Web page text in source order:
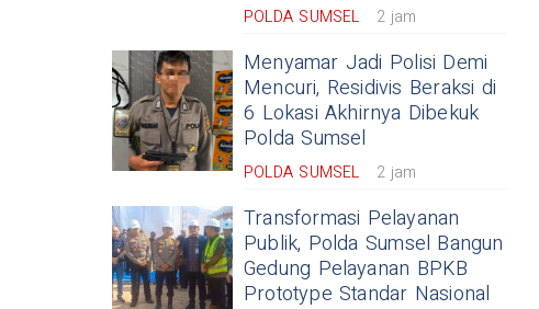
POLDA SUMSEL 2 jam
Menyamar Jadi Polisi Demi
Mencuri, Residivis Beraksi di
6 Lokasi Akhirnya Dibekuk
Polda Sumsel
POLDA SUMSEL 2 jam
Transformasi Pelayanan
Publik, Polda Sumsel Bangun
Gedung Pelayanan BPKB
Prototype Standar Nasional